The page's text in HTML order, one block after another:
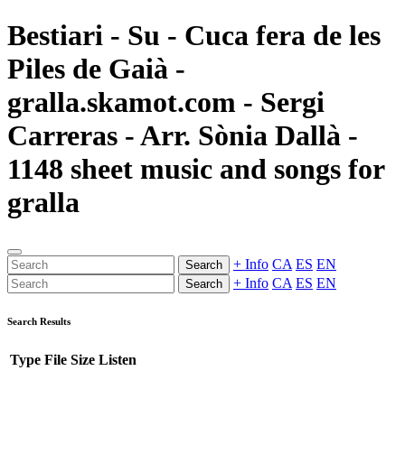
Bestiari - Su - Cuca fera de les
Piles de Gaià -
gralla.skamot.com - Sergi
Carreras - Arr. Sònia Dallà -
1148 sheet music and songs for
gralla
Search + Info CA ES EN
Search + Info CA ES EN
Search Results
Type File Size Listen